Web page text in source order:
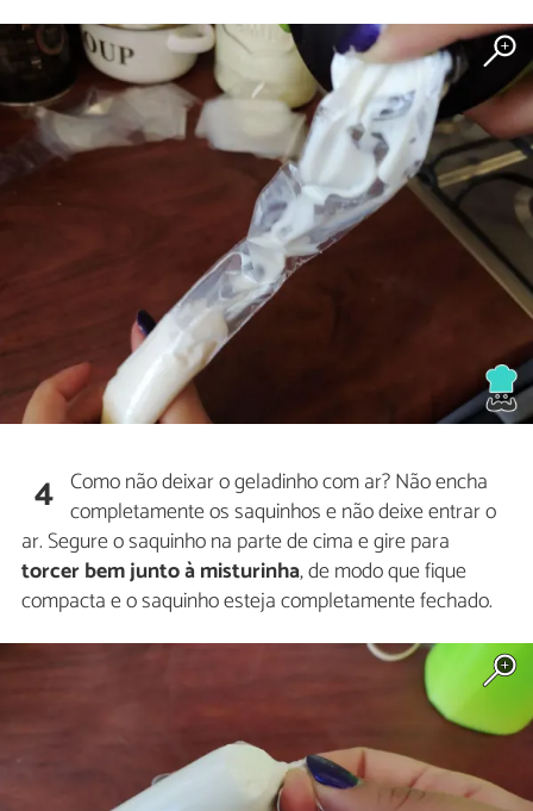
4 Como não deixar o geladinho com ar? Não encha
completamente os saquinhos e não deixe entrar o
ar. Segure o saquinho na parte de cima e gire para
torcer bem junto à misturinha, de modo que fique
compacta e o saquinho esteja completamente fechado.